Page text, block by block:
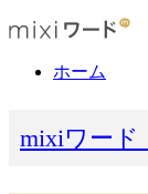
ホーム
mixiワード